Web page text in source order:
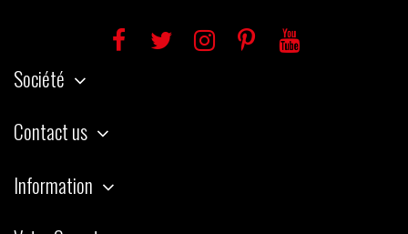
Société
Contact us
Information